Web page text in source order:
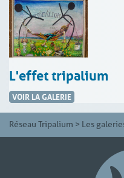
L'effet tripalium
VOIR LA GALERIE
Réseau Tripalium > Les